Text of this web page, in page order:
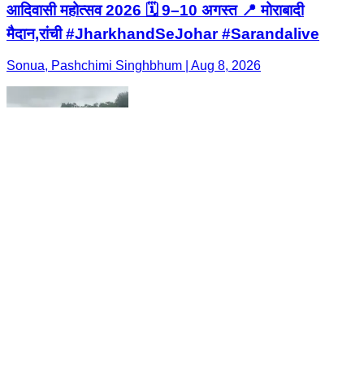
आदिवासी महोत्सव 2026 🗓️ 9–10 अगस्त 📍 मोराबादी
मैदान,रांची #JharkhandSeJohar #Sarandalive
Sonua, Pashchimi Singhbhum | Aug 8, 2026